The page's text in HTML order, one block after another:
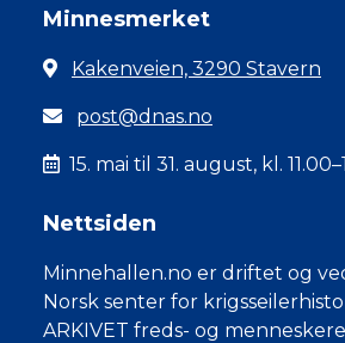
Minnesmerket
Kakenveien, 3290 Stavern
post@dnas.no
15. mai til 31. august, kl.
Nettsiden
Minnehallen.no er driftet og
Norsk senter for
ARKIVET freds- og